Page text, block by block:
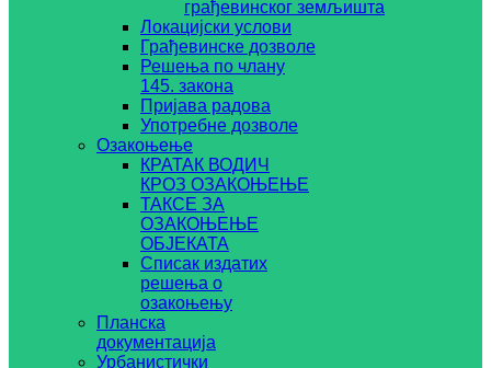
грађевинског земљишта
Локацијски услови
Грађевинске дозволе
Решења по члану
145. закона
Пријава радова
Употребне дозволе
Озакоњење
КРАТАК ВОДИЧ
КРОЗ ОЗАКОЊЕЊЕ
ТАКСЕ ЗА
ОЗАКОЊЕЊЕ
ОБЈЕКАТА
Списак издатих
решења о
озакоњењу
Планска
документација
Урбанистички